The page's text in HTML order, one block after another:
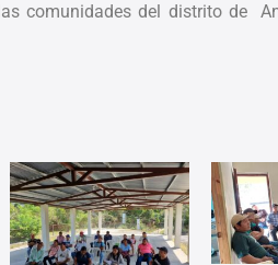
comunidades del distrito de